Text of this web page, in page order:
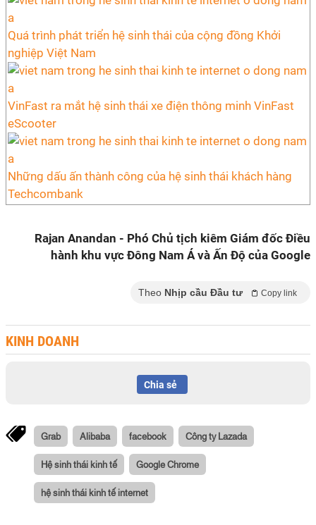
Quá trình phát triển hệ sinh thái của cộng đồng Khởi
nghiệp Việt Nam
VinFast ra mắt hệ sinh thái xe điện thông minh VinFast
eScooter
Những dấu ấn thành công của hệ sinh thái khách hàng
Techcombank
Rajan Anandan - Phó Chủ tịch kiêm Giám đốc Điều
hành khu vực Đông Nam Á và Ấn Độ của Google
Theo Nhịp cầu Đầu tư Copy link
KINH DOANH
Chia sẻ
Grab Alibaba facebook Công ty Lazada
Hệ sinh thái kinh tế Google Chrome
hệ sinh thái kinh tế internet